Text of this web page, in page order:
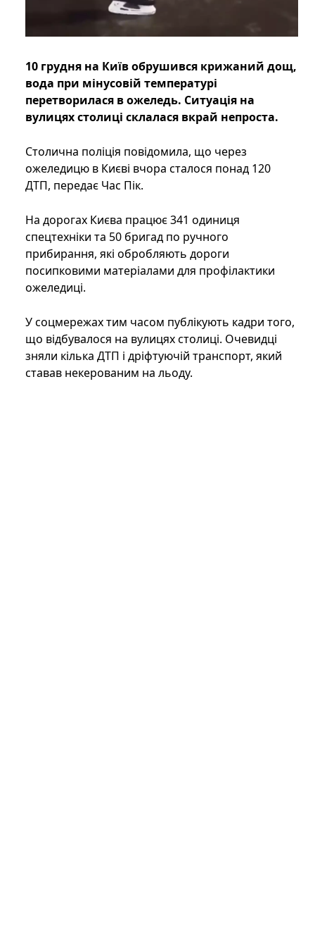
10 грудня на Київ обрушився крижаний дощ,
вода при мінусовій температурі
перетворилася в ожеледь. Ситуація на
вулицях столиці склалася вкрай непроста.
Столична поліція повідомила, що через
ожеледицю в Києві вчора сталося понад 120
ДТП, передає Час Пік.
На дорогах Києва працює 341 одиниця
спецтехніки та 50 бригад по ручного
прибирання, які обробляють дороги
посипковими матеріалами для профілактики
ожеледиці.
У соцмережах тим часом публікують кадри того,
що відбувалося на вулицях столиці. Очевидці
зняли кілька ДТП і дріфтуючій транспорт, який
ставав некерованим на льоду.